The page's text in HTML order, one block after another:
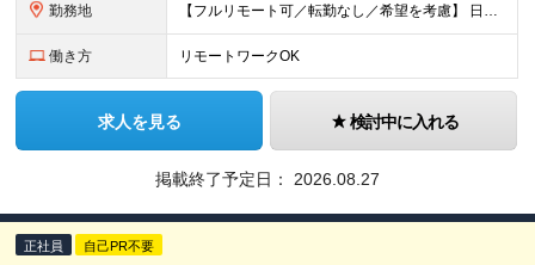
勤務地 【フルリモート可／転勤なし／希望を考慮】 日本47都道府県、どこでも就業可能！ （東京・神奈川・埼玉・千葉・北海道・宮城・愛知・大阪・福岡・新潟など 各拠点近郊のプロジェクト先） 【Point】
働き方 リモートワークOK
求人を見る 検討中に入れる
掲載終了予定日： 2026.08.27
正社員 自己PR不要